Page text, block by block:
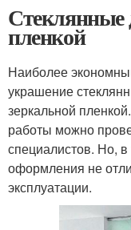
Стеклянные
пленкой
Наиболее
украшение
зеркальной
работы можно
специалистов. Но,
оформления не
эксплуатации.